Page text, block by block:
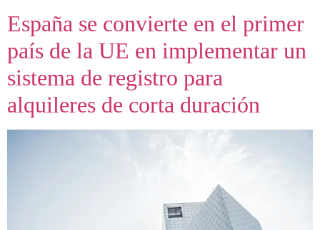
España se convierte en el primer
país de la UE en implementar un
sistema de registro para
alquileres de corta duración